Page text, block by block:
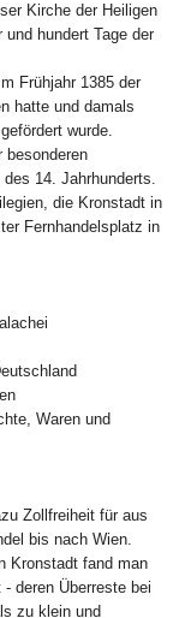
Kirche der Heiligen
hundert Tage der
Frühjahr 1385 der
hatte und damals
wurde.
besonderen
14. Jahrhunderts.
die Kronstadt in
Fernhandelsplatz in
Waren und
Zollfreiheit für aus
bis nach Wien.
Kronstadt fand man
deren Überreste bei
zu klein und